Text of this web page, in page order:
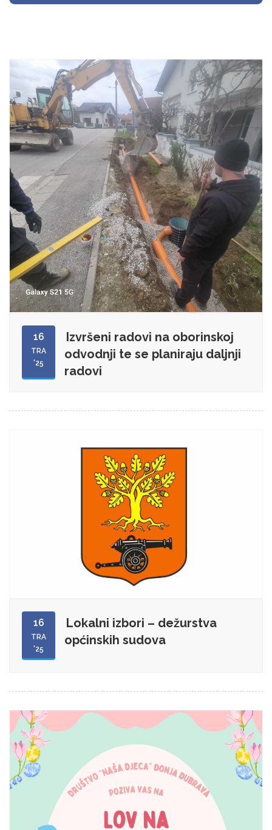
16
TRA
'25
Izvršeni radovi na oborinskoj
odvodnji te se planiraju daljnji
radovi
16
TRA
'25
Lokalni izbori – dežurstva
općinskih sudova